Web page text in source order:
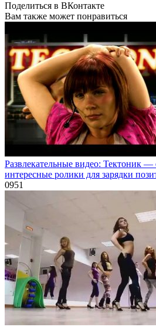
Поделиться в ВКонтакте
Вам также может понравиться
Развлекательные видео: Тектоник —
интересные ролики для зарядки
0951